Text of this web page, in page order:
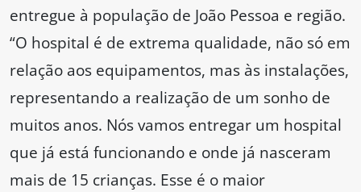
entregue à população de João Pessoa e região.
“O hospital é de extrema qualidade, não só em
relação aos equipamentos, mas às instalações,
representando a realização de um sonho de
muitos anos. Nós vamos entregar um hospital
que já está funcionando e onde já nasceram
mais de 15 crianças. Esse é o maior